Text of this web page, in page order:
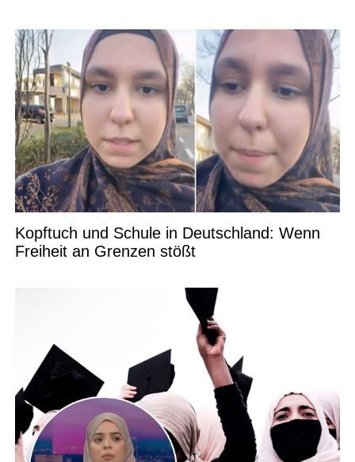
Kopftuch und Schule in Deutschland: Wenn
Freiheit an Grenzen stößt